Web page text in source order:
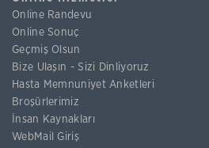
Online Randevu
Online Sonuç
Geçmiş Olsun
Bize Ulaşın - Sizi Dinliyoruz
Hasta Memnuniyet Anketleri
Broşürlerimiz
İnsan Kaynakları
WebMail Giriş